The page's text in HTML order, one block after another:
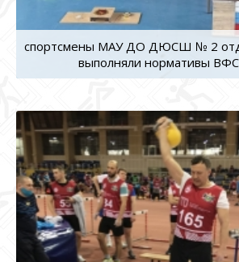
спортсмены МАУ ДО ДЮСШ № 2
выполняли нормативы